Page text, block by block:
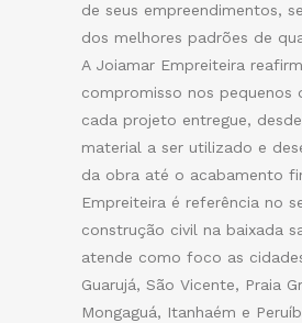
de seus empreendimentos,
dos melhores padrões de
A Joiamar Empreiteira
compromisso nos pequenos
cada projeto entregue,
material a ser utilizado e
da obra até o acabamento
Empreiteira é referência no
construção civil na baixada
atende como foco as
Guarujá, São Vicente, Praia
Mongaguá, Itanhaém e